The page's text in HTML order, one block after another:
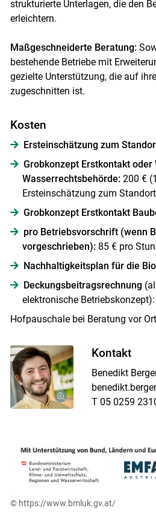
strukturierte Unterlagen, die den
erleichtern.
Maßgeschneiderte Beratung:
bestehende Betriebe mit
gezielte Unterstützung, die auf
zugeschnitten ist.
Kosten
Ersteinschätzung zum
Grobkonzept Erstkontakt
Wasserrechtsbehörde:200 €
Ersteinschätzung zum
Grobkonzept Erstkontakt
pro Betriebsvorschrift (wenn
vorgeschrieben):85 € pro
Nachhaltigkeitsplan für die
Deckungsbeitragsrechnung
elektronische
Hofpauschale bei Beratung vor Ort
Kontakt
Benedikt
T 05 0259
© https://www.bmluk.gv.at/